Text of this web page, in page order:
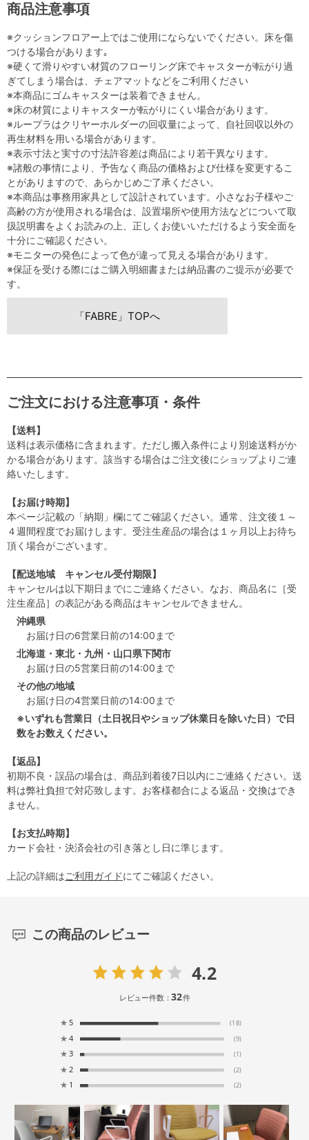
商品注意事項
※クッションフロアー上ではご使用にならないでください。床を傷
つける場合があります｡
※硬くて滑りやすい材質のフローリング床でキャスターが転がり過
ぎてしまう場合は、チェアマットなどをご利用ください
※本商品にゴムキャスターは装着できません。
※床の材質によりキャスターが転がりにくい場合があります。
※ループラはクリヤーホルダーの回収量によって、自社回収以外の
再生材料を用いる場合があります。
※表示寸法と実寸の寸法許容差は商品により若干異なります。
※諸般の事情により、予告なく商品の価格および仕様を変更するこ
とがありますので、あらかじめご了承ください。
※本商品は事務用家具として設計されています。小さなお子様やご
高齢の方が使用される場合は、設置場所や使用方法などについて取
扱説明書をよくお読みの上、正しくお使いいただけるよう安全面を
十分にご確認ください。
※モニターの発色によって色が違って見える場合があります。
※保証を受ける際にはご購入明細書または納品書のご提示が必要で
す。
「FABRE」TOPへ
ご注文における注意事項・条件
【送料】
送料は表示価格に含まれます。ただし搬入条件により別途送料がか
かる場合があります。該当する場合はご注文後にショップよりご連
絡いたします。
【お届け時期】
本ページ記載の「納期」欄にてご確認ください。通常、注文後１～
４週間程度でお届けします。受注生産品の場合は１ヶ月以上お待ち
頂く場合がございます。
【配送地域 キャンセル受付期限】
キャンセルは以下期日までにご連絡ください。なお、商品名に［受
注生産品］の表記がある商品はキャンセルできません。
沖縄県
お届け日の6営業日前の14:00まで
北海道・東北・九州・山口県下関市
お届け日の5営業日前の14:00まで
その他の地域
お届け日の4営業日前の14:00まで
※いずれも営業日（土日祝日やショップ休業日を除いた日）で日
数をお数えください。
【返品】
初期不良・誤品の場合は、商品到着後7日以内にご連絡ください。送
料は弊社負担で対応致します。お客様都合による返品・交換はでき
ません。
【お支払時期】
カード会社・決済会社の引き落とし日に準じます。
上記の詳細はご利用ガイドにてご確認ください。
この商品のレビュー
4.2
レビュー件数：32件
★ 5 (18)
★ 4 (9)
★ 3 (1)
★ 2 (2)
★ 1 (2)